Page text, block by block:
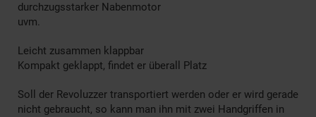
durchzugsstarker Nabenmotor
uvm.
Leicht zusammen klappbar
Kompakt geklappt, findet er überall Platz
Soll der Revoluzzer transportiert werden oder er wird gerade
nicht gebraucht, so kann man ihn mit zwei Handgriffen in